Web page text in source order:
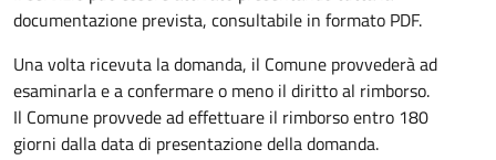
documentazione prevista, consultabile in formato PDF.
Una volta ricevuta la domanda, il Comune provvederà ad
esaminarla e a confermare o meno il diritto al rimborso.
Il Comune provvede ad effettuare il rimborso entro 180
giorni dalla data di presentazione della domanda.